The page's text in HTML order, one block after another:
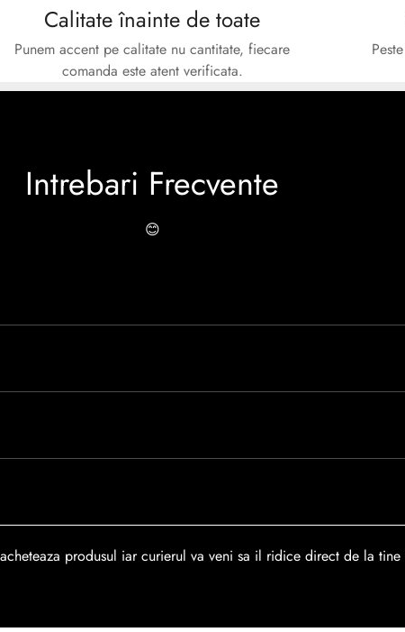
Calitate înainte de toate
Punem accent pe calitate nu cantitate, fiecare
comanda este atent verificata.
Intrebari Frecvente
😊
creată cu mândrie de meșteri pricepuți, care aduc la viață nu
lei si Gratuit pentru o comanda de peste 390 lei.
produsul iar curierul va veni sa il ridice direct de la